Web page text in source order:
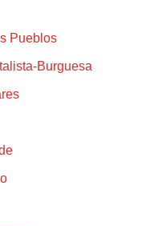
Pueblos
Burguesa